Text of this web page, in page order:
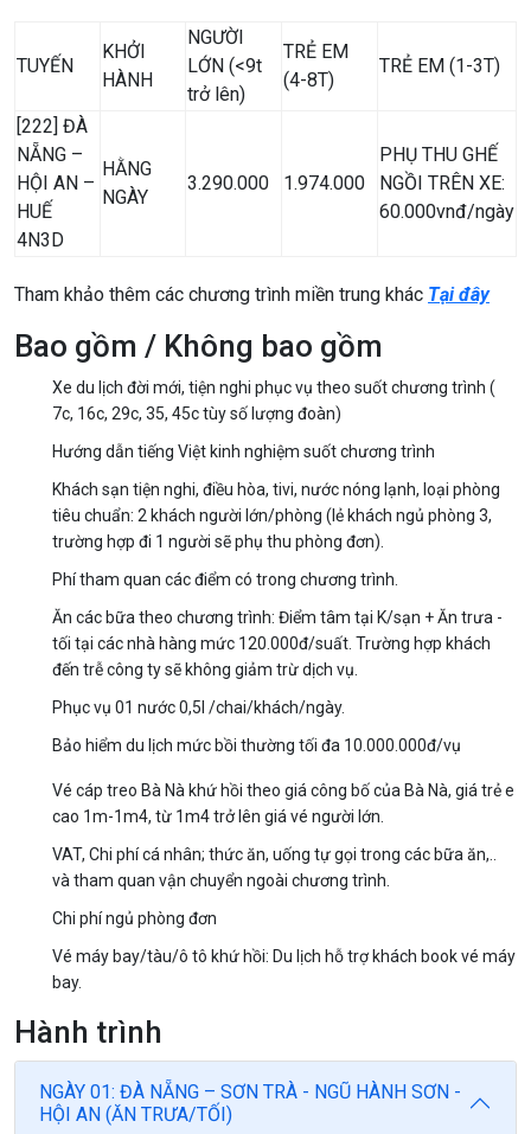
TUYẾN
KHỞI
HÀNH
NGƯỜI
LỚN (<9t
trở lên)
TRẺ EM
(4-8T)
TRẺ EM (1-3T)
[222] ĐÀ
NẴNG –
HỘI AN –
HUẾ
4N3D
HẰNG
NGÀY
3.290.000 1.974.000
PHỤ THU GHẾ
NGỒI TRÊN XE:
60.000vnđ/ngày
Tham khảo thêm các chương trình miền trung khác Tại đây
Bao gồm / Không bao gồm
Xe du lịch đời mới, tiện nghi phục vụ theo suốt chương trình (
7c, 16c, 29c, 35, 45c tùy số lượng đoàn)
Hướng dẫn tiếng Việt kinh nghiệm suốt chương trình
Khách sạn tiện nghi, điều hòa, tivi, nước nóng lạnh, loại phòng
tiêu chuẩn: 2 khách người lớn/phòng (lẻ khách ngủ phòng 3,
trường hợp đi 1 người sẽ phụ thu phòng đơn).
Phí tham quan các điểm có trong chương trình.
Ăn các bữa theo chương trình: Điểm tâm tại K/sạn + Ăn trưa -
tối tại các nhà hàng mức 120.000đ/suất. Trường hợp khách
đến trễ công ty sẽ không giảm trừ dịch vụ.
Phục vụ 01 nước 0,5l /chai/khách/ngày.
Bảo hiểm du lịch mức bồi thường tối đa 10.000.000đ/vụ
Vé cáp treo Bà Nà khứ hồi theo giá công bố của Bà Nà, giá trẻ e
cao 1m-1m4, từ 1m4 trở lên giá vé người lớn.
VAT, Chi phí cá nhân; thức ăn, uống tự gọi trong các bữa ăn,..
và tham quan vận chuyển ngoài chương trình.
Chi phí ngủ phòng đơn
Vé máy bay/tàu/ô tô khứ hồi: Du lịch hỗ trợ khách book vé máy
bay.
Hành trình
NGÀY 01: ĐÀ NẴNG – SƠN TRÀ - NGŨ HÀNH SƠN -
HỘI AN (ĂN TRƯA/TỐI)